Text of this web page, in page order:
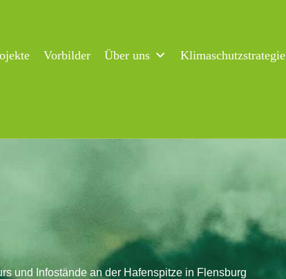
Vorbilder Über uns Klimaschutzstrategie
und Infostände an der Hafenspitze in Flensburg